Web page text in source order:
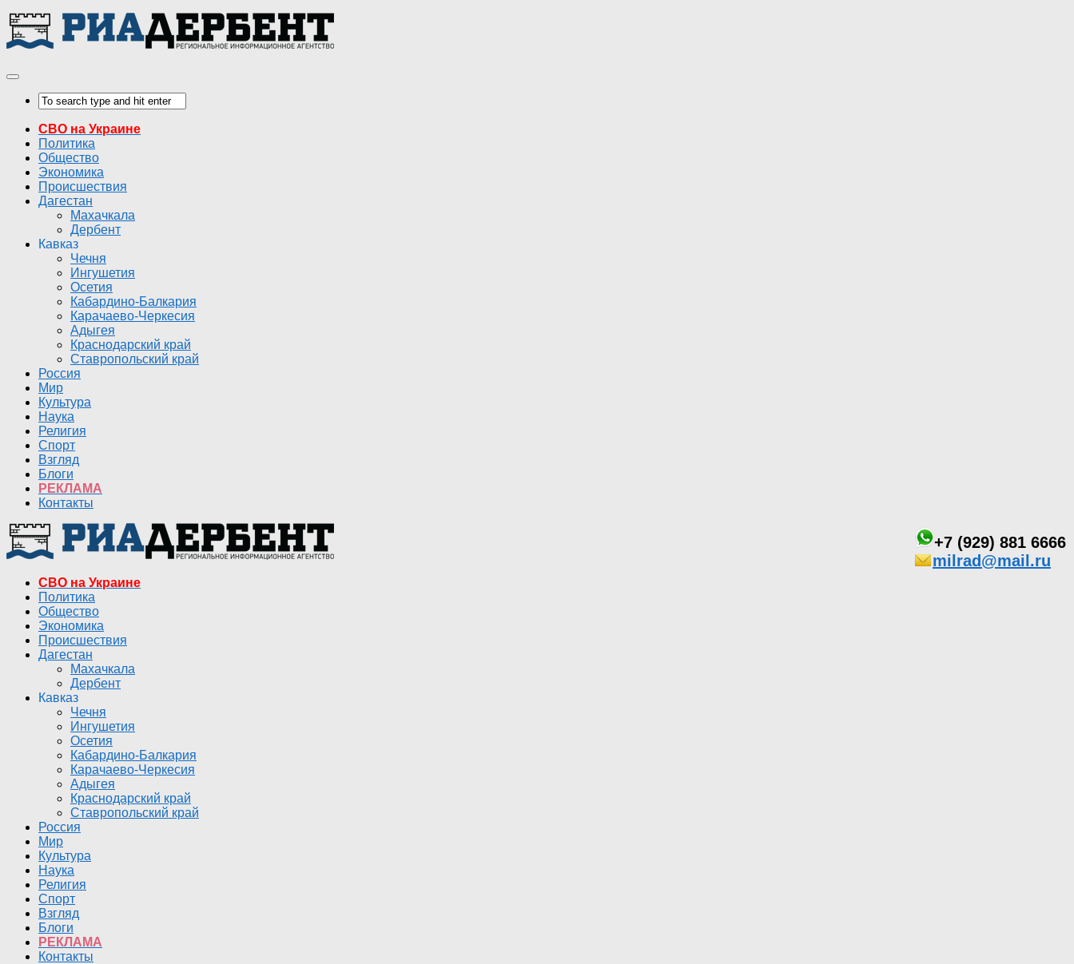
СВО на Украине
Политика
Общество
Экономика
Происшествия
Дагестан
Махачкала
Дербент
Кавказ
Чечня
Ингушетия
Осетия
Кабардино-Балкария
Карачаево-Черкесия
Адыгея
Краснодарский край
Ставропольский край
Россия
Мир
Культура
Наука
Религия
Спорт
Взгляд
Блоги
РЕКЛАМА
Контакты
+7 (929) 881 6666
milrad@mail.ru
СВО на Украине
Политика
Общество
Экономика
Происшествия
Дагестан
Махачкала
Дербент
Кавказ
Чечня
Ингушетия
Осетия
Кабардино-Балкария
Карачаево-Черкесия
Адыгея
Краснодарский край
Ставропольский край
Россия
Мир
Культура
Наука
Религия
Спорт
Взгляд
Блоги
РЕКЛАМА
Контакты